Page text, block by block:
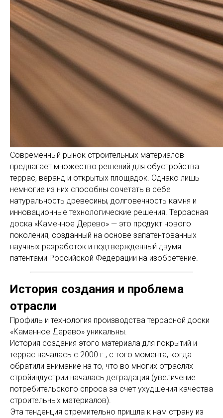
Современный рынок строительных материалов
предлагает множество решений для обустройства
террас, веранд и открытых площадок. Однако лишь
немногие из них способны сочетать в себе
натуральность древесины, долговечность камня и
инновационные технологические решения. Террасная
доска «Каменное Дерево» — это продукт нового
поколения, созданный на основе запатентованных
научных разработок и подтвержденный двумя
патентами Российской Федерации на изобретение.
История создания и проблема
отрасли
Профиль и технология производства террасной доски
«Каменное Дерево» уникальны.
История создания этого материала для покрытий и
террас началась с 2000 г., с того момента, когда
обратили внимание на то, что во многих отраслях
стройиндустрии началась деградация (увеличение
потребительского спроса за счет ухудшения качества
строительных материалов).
Эта тенденция стремительно пришла к нам страну из